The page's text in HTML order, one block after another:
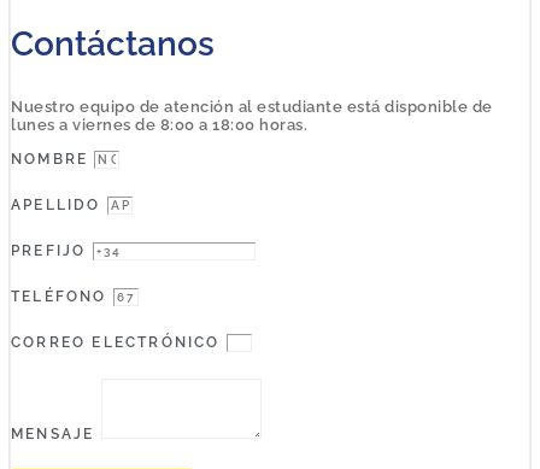
Contáctanos
Nuestro equipo de atención al estudiante está disponible de
lunes a viernes de 8:00 a 18:00 horas.
NOMBRE
APELLIDO
PREFIJO
TELÉFONO
CORREO ELECTRÓNICO
MENSAJE